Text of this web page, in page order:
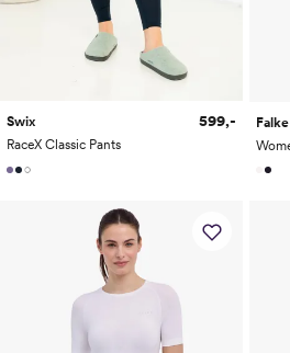
Swix
RaceX Classic Pants
599,-
Falke